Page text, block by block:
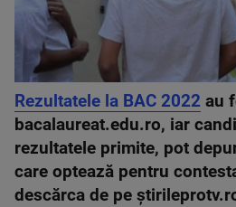
Rezultatele la BAC 2022 au
bacalaureat.edu.ro, iar
rezultatele primite, pot
care optează pentru
descărca de pe